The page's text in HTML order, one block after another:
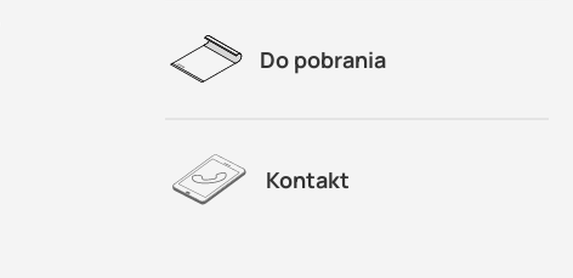
Do pobrania
Kontakt